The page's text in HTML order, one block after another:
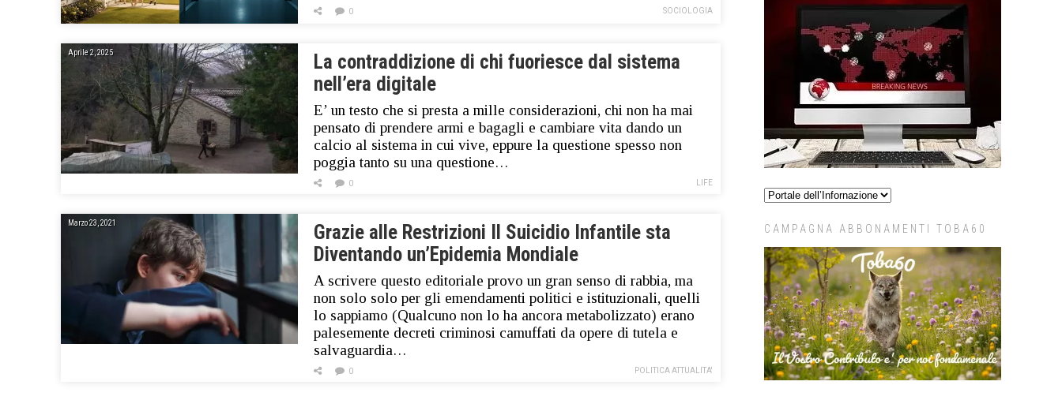
SOCIOLOGIA
0
Aprile 2, 2025
La contraddizione di chi fuoriesce dal sistema
nell’era digitale
E’ un testo che si presta a mille considerazioni, chi non ha mai
pensato di prendere armi e bagagli e cambiare vita dando un
calcio al sistema in cui vive, eppure la questione spesso non
poggia tanto su una questione…
LIFE
0
Marzo 23, 2021
Grazie alle Restrizioni Il Suicidio Infantile sta
Diventando un’Epidemia Mondiale
A scrivere questo editoriale provo un gran senso di rabbia, ma
non solo solo per gli emendamenti politici e istituzionali, quelli
lo sappiamo (Qualcuno non lo ha ancora metabolizzato) erano
palesemente decreti criminosi camuffati da opere di tutela e
salvaguardia…
POLITICA ATTUALITA'
0
CAMPAGNA ABBONAMENTI TOBA60